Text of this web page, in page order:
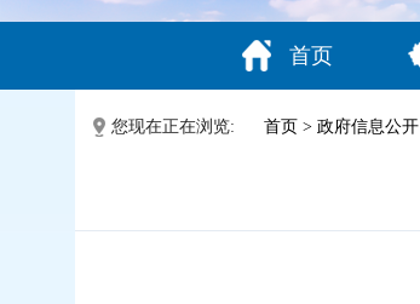
首页
您现在正在浏览: 首页 > 政府信息公开